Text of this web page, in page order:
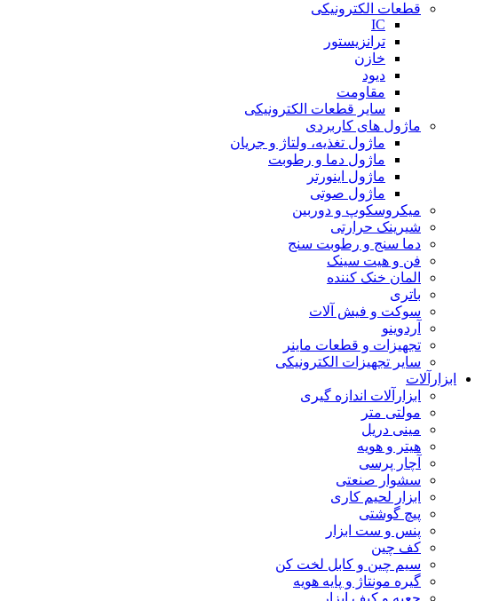
قطعات الکترونیکی
IC
ترانزیستور
خازن
دیود
مقاومت
سایر قطعات الکترونیکی
ماژول های کاربردی
ماژول تغذیه، ولتاژ و جریان
ماژول دما و رطوبت
ماژول اینورتر
ماژول صوتی
میکروسکوپ و دوربین
شیرینک حرارتی
دما سنج و رطوبت سنج
فن و هیت سینک
المان خنک کننده
باتری
سوکت و فیش آلات
آردوینو
تجهیزات و قطعات ماینر
سایر تجهیزات الکترونیکی
ابزارآلات
ابزارآلات اندازه گیری
مولتی متر
مینی دریل
هیتر و هویه
آچار پرسی
سشوار صنعتی
ابزار لحیم کاری
پیچ گوشتی
پنس و ست ابزار
کف چین
سیم چین و کابل لخت کن
گیره مونتاژ و پایه هویه
جعبه و کیف ابزار